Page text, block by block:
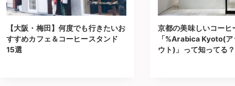
【大阪・梅田】何度でも行きたいお
すすめカフェ＆コーヒースタンド
15選
京都の美味しいコーヒ
「%Arabica Kyoto(ア
ウト)」って知ってる？